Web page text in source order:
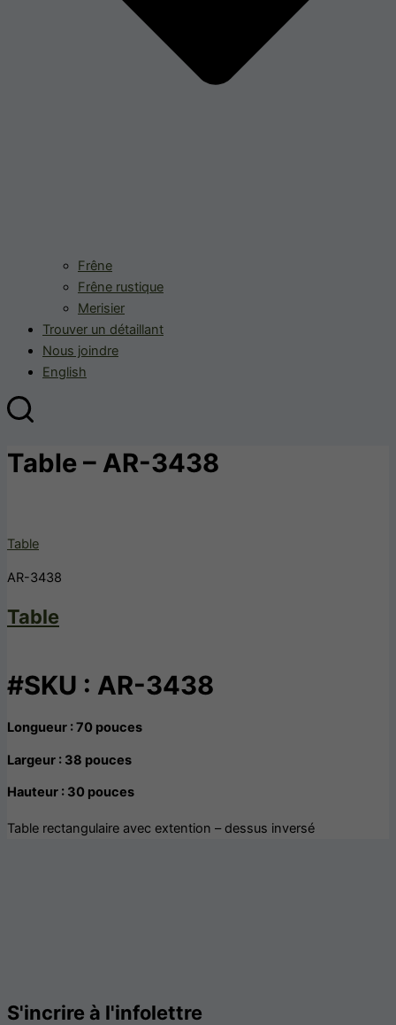
Frêne
Frêne rustique
Merisier
Trouver un détaillant
Nous joindre
English
Table – AR-3438
Table
AR-3438
Table
#SKU : AR-3438
Longueur : 70 pouces
Largeur : 38 pouces
Hauteur : 30 pouces
Table rectangulaire avec extention – dessus inversé
S'incrire à l'infolettre